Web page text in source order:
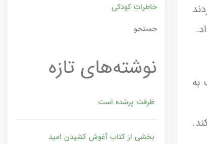
به
خاطرات کودکی
جستجو
نوشته‌های تازه
ظرفت پرشده‌ است
بخشی از کتاب آغوش کشیدن امید